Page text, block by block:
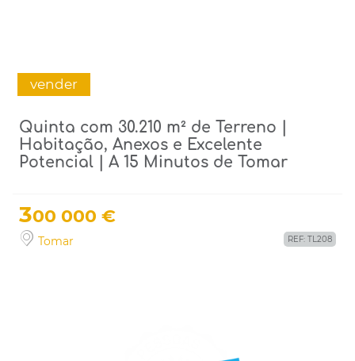
vender
Quinta com 30.210 m² de Terreno |
Habitação, Anexos e Excelente
Potencial | A 15 Minutos de Tomar
300 000 €
Tomar REF: TL208